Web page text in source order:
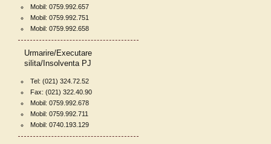
Mobil: 0759.992.657
Mobil: 0759.992.751
Mobil: 0759.992.658
Urmarire/Executare
silita/Insolventa PJ
Tel: (021) 324.72.52
Fax: (021) 322.40.90
Mobil: 0759.992.678
Mobil: 0759.992.711
Mobil: 0740.193.129